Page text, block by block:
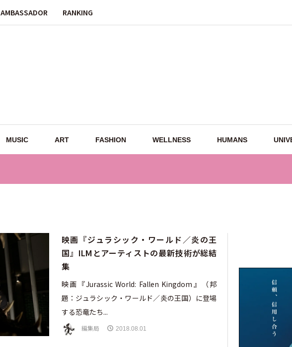
AMBASSADOR RANKING
MUSIC ART FASHION WELLNESS HUMANS
映画『ジュラシック・ワールド／炎の王
国』ILMとアーティストの最新技術が総結
集
映画『Jurassic World: Fallen Kingdom』（邦
題：ジュラシック・ワールド／炎の王国）に登場
する恐竜たち...
編集局 2018.08.01